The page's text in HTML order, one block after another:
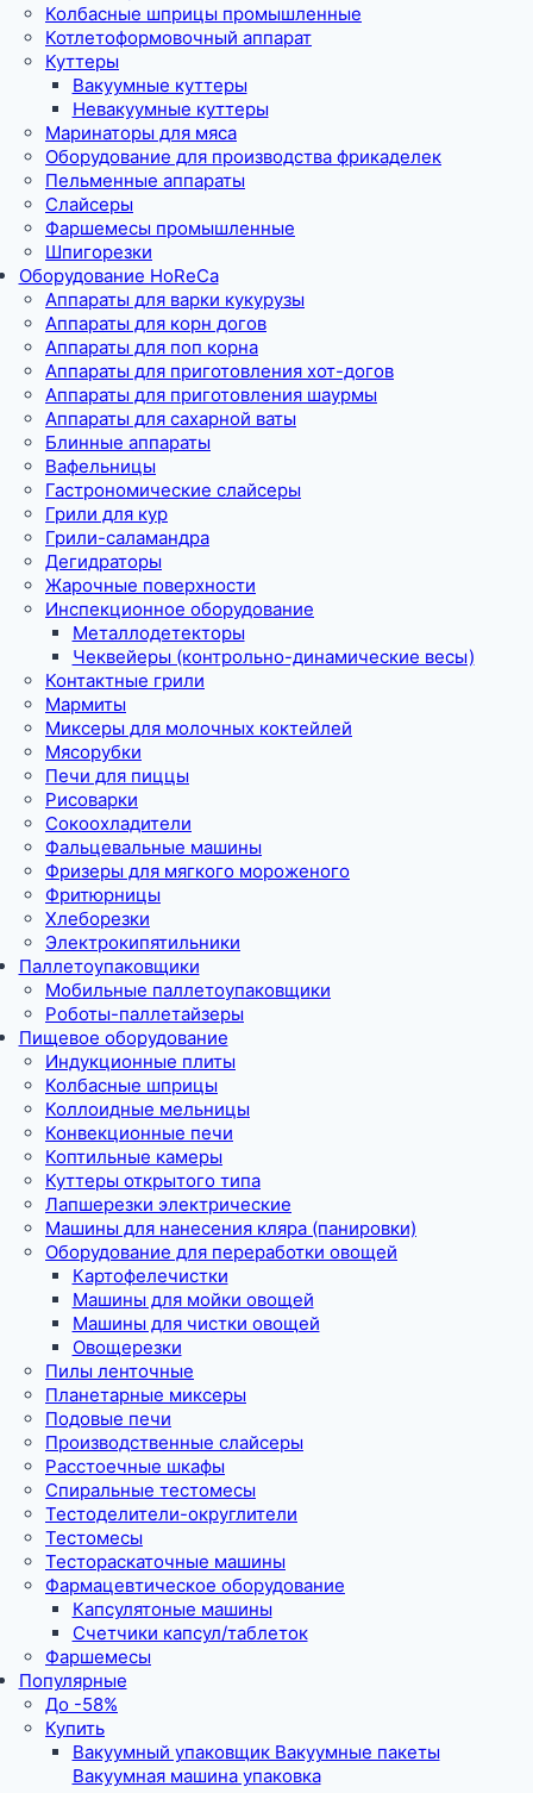
Колбасные шприцы промышленные
Котлетоформовочный аппарат
Куттеры
Вакуумные куттеры
Невакуумные куттеры
Маринаторы для мяса
Оборудование для производства фрикаделек
Пельменные аппараты
Слайсеры
Фаршемесы промышленные
Шпигорезки
Оборудование HoReCa
Аппараты для варки кукурузы
Аппараты для корн догов
Аппараты для поп корна
Аппараты для приготовления хот-догов
Аппараты для приготовления шаурмы
Аппараты для сахарной ваты
Блинные аппараты
Вафельницы
Гастрономические слайсеры
Грили для кур
Грили-саламандра
Дегидраторы
Жарочные поверхности
Инспекционное оборудование
Металлодетекторы
Чеквейеры (контрольно-динамические весы)
Контактные грили
Мармиты
Миксеры для молочных коктейлей
Мясорубки
Печи для пиццы
Рисоварки
Сокоохладители
Фальцевальные машины
Фризеры для мягкого мороженого
Фритюрницы
Хлеборезки
Электрокипятильники
Паллетоупаковщики
Мобильные паллетоупаковщики
Роботы-паллетайзеры
Пищевое оборудование
Индукционные плиты
Колбасные шприцы
Коллоидные мельницы
Конвекционные печи
Коптильные камеры
Куттеры открытого типа
Лапшерезки электрические
Машины для нанесения кляра (панировки)
Оборудование для переработки овощей
Картофелечистки
Машины для мойки овощей
Машины для чистки овощей
Овощерезки
Пилы ленточные
Планетарные миксеры
Подовые печи
Производственные слайсеры
Расстоечные шкафы
Спиральные тестомесы
Тестоделители-округлители
Тестомесы
Тестораскаточные машины
Фармацевтическое оборудование
Капсулятоные машины
Счетчики капсул/таблеток
Фаршемесы
Популярные
До -58%
Купить
Вакуумный упаковщик Вакуумные пакеты
Вакуумная машина упаковка